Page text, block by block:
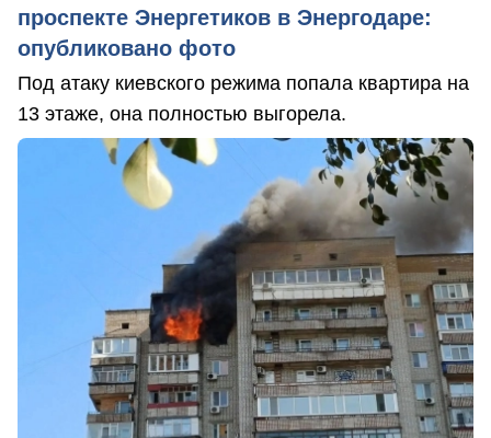
проспекте Энергетиков в Энергодаре:
опубликовано фото
Под атаку киевского режима попала квартира на
13 этаже, она полностью выгорела.